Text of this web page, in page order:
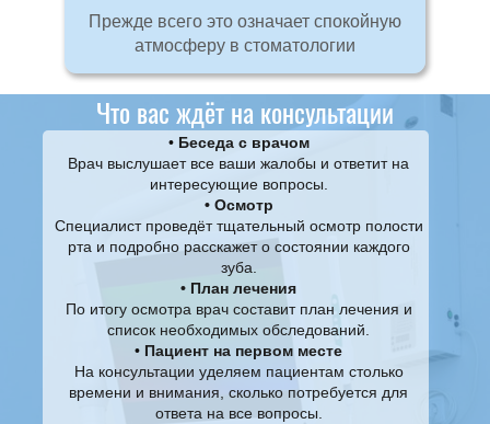
Прежде всего это означает спокойную
атмосферу в стоматологии
Что вас ждёт на консультации
Беседа с врачом
Врач выслушает все ваши жалобы и ответит на
интересующие вопросы.
Осмотр
Специалист проведёт тщательный осмотр полости
рта и подробно расскажет о состоянии каждого
зуба.
План лечения
По итогу осмотра врач составит план лечения и
список необходимых обследований.
Пациент на первом месте
На консультации уделяем пациентам столько
времени и внимания, сколько потребуется для
ответа на все вопросы.